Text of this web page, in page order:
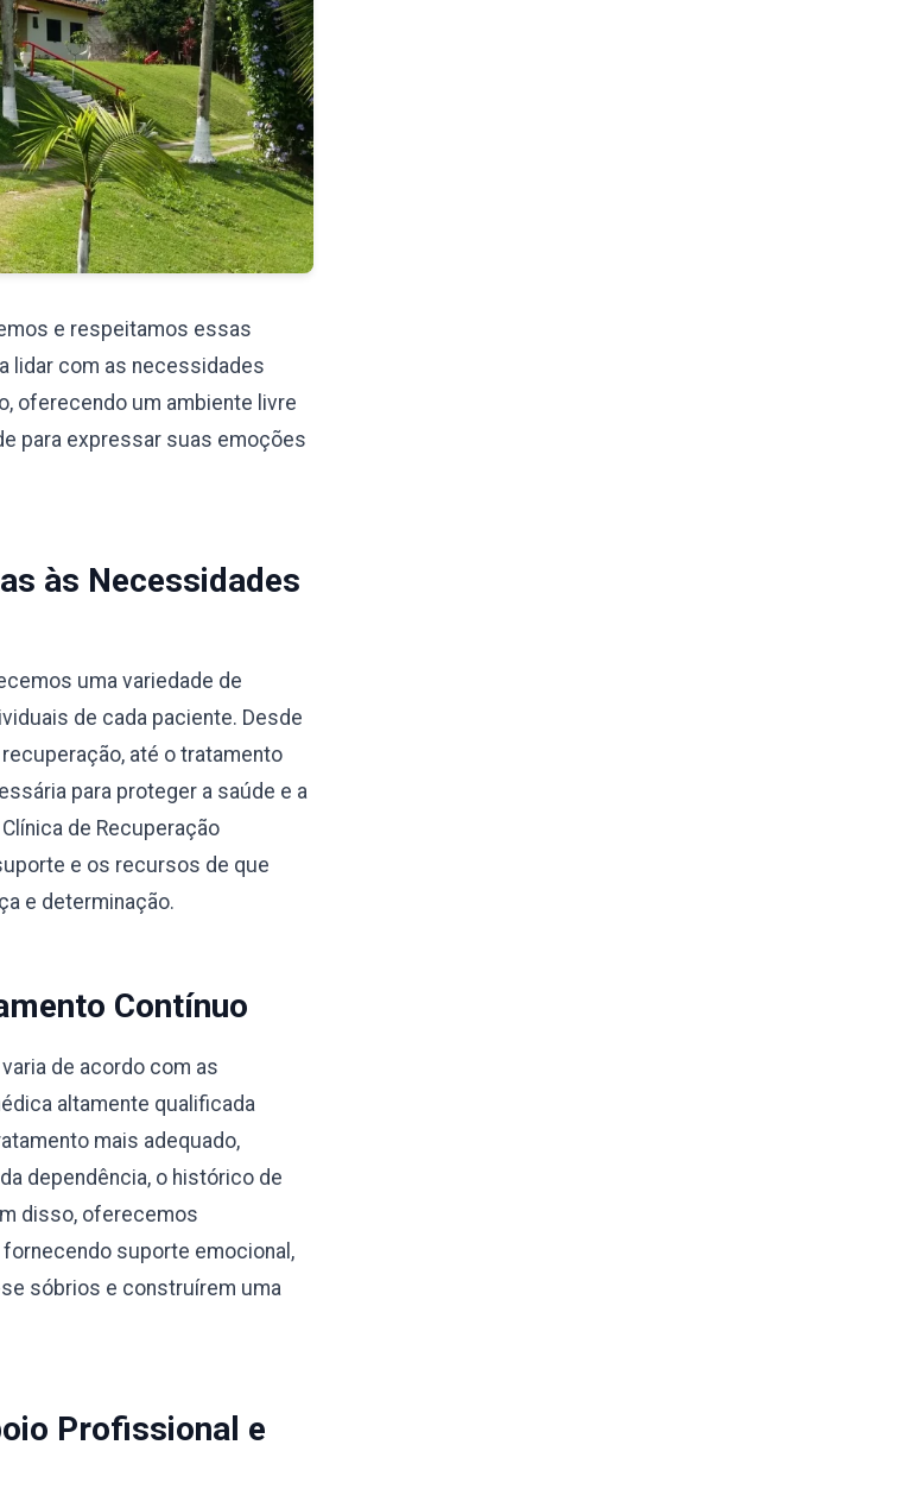
e respeitamos essas
lidar com as necessidades
oferecendo um ambiente livre
para expressar suas emoções
às Necessidades
uma variedade de
de cada paciente. Desde
até o tratamento
para proteger a saúde e a
de Recuperação
e os recursos de que
e determinação.
Contínuo
de acordo com as
altamente qualificada
mais adequado,
dependência, o histórico de
disso, oferecemos
suporte emocional,
sóbrios e construírem uma
Profissional e